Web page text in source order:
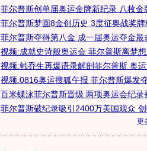
菲尔普斯创单届奥运金牌新纪录 八枚金
菲尔普斯梦圆8金创历史 3度征奥战奖牌
菲尔普斯夺得第八金 成一届奥运夺金最
视频:成就史诗般奥运会 菲尔普斯离梦
视频:韩乔生再爆语录解剖菲尔普斯 奥
视频:0816奥运搜狐午报 菲尔普斯爆发
百米蝶泳菲尔普斯晋级 两项奥运会纪录
菲尔普斯破纪录吸引2400万美国观众 创
更